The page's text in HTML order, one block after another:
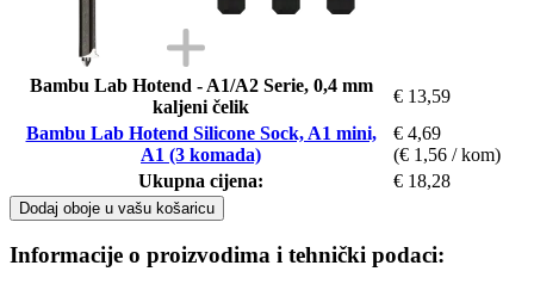
Bambu Lab Hotend - A1/A2 Serie, 0,4 mm
kaljeni čelik
€ 13,59
Bambu Lab Hotend Silicone Sock, A1 mini,
A1 (3 komada)
€ 4,69
(€ 1,56 / kom)
Ukupna cijena:
€ 18,28
Dodaj oboje u vašu košaricu
Informacije o proizvodima i tehnički podaci: